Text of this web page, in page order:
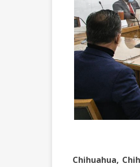
Chihuahua,